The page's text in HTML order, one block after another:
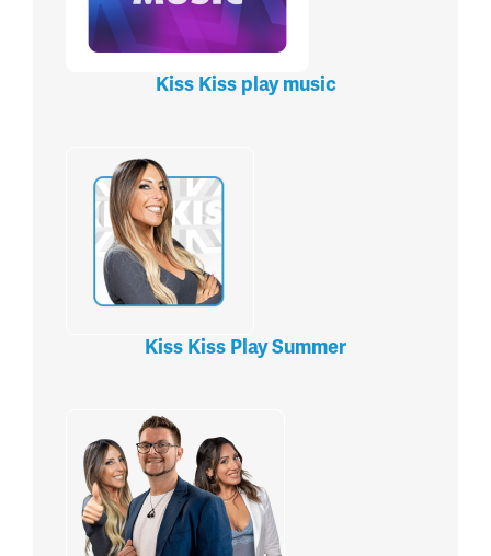
Kiss Kiss play music
Kiss Kiss Play Summer